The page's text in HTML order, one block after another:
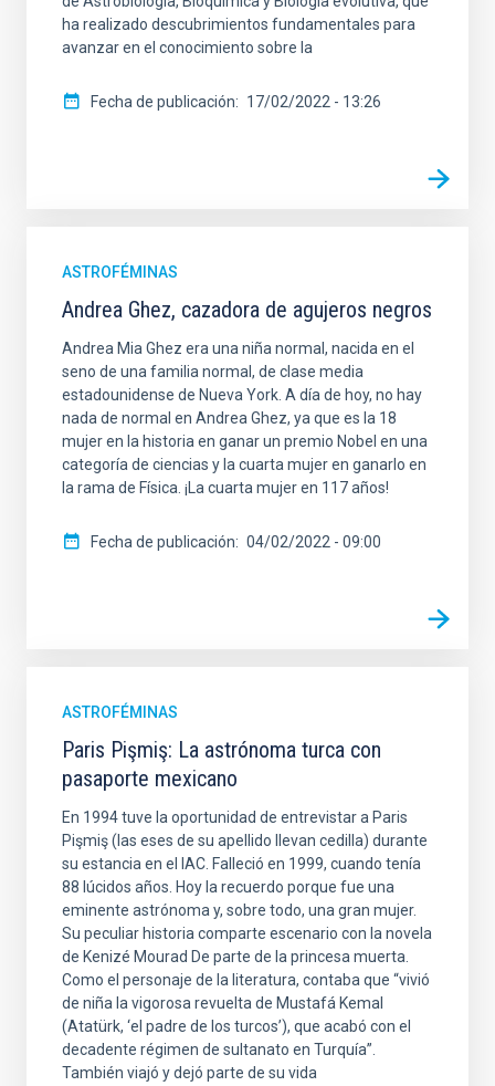
ha realizado descubrimientos fundamentales para
avanzar en el conocimiento sobre la
Fecha de publicación 17/02/2022 - 13:26
ASTROFÉMINAS
Andrea Ghez, cazadora de agujeros negros
Andrea Mia Ghez era una niña normal, nacida en el
seno de una familia normal, de clase media
estadounidense de Nueva York. A día de hoy, no hay
nada de normal en Andrea Ghez, ya que es la 18
mujer en la historia en ganar un premio Nobel en una
categoría de ciencias y la cuarta mujer en ganarlo en
la rama de Física. ¡La cuarta mujer en 117 años!
Fecha de publicación 04/02/2022 - 09:00
ASTROFÉMINAS
Paris Pişmiş: La astrónoma turca con
pasaporte mexicano
En 1994 tuve la oportunidad de entrevistar a Paris
Pişmiş (las eses de su apellido llevan cedilla) durante
su estancia en el IAC. Falleció en 1999, cuando tenía
88 lúcidos años. Hoy la recuerdo porque fue una
eminente astrónoma y, sobre todo, una gran mujer.
Su peculiar historia comparte escenario con la novela
de Kenizé Mourad De parte de la princesa muerta.
Como el personaje de la literatura, contaba que “vivió
de niña la vigorosa revuelta de Mustafá Kemal
(Atatürk, ‘el padre de los turcos’), que acabó con el
decadente régimen de sultanato en Turquía”.
También viajó y dejó parte de su vida